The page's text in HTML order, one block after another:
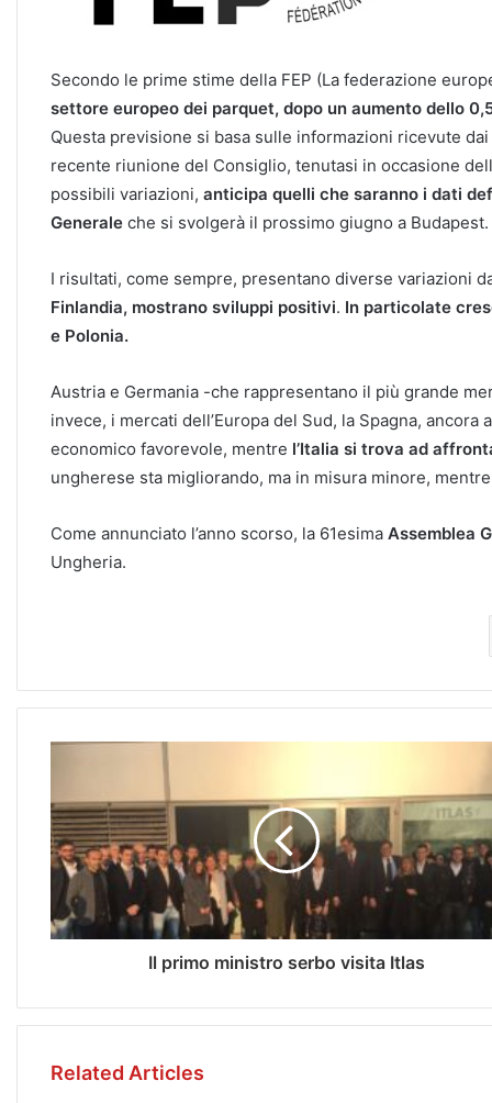
Secondo le prime stime della FEP (La federazione
settore europeo dei parquet, dopo un aumento dello
Questa previsione si basa sulle informazioni ricevute
recente riunione del Consiglio, tenutasi in occasione
possibili variazioni, anticipa quelli che saranno i dati
Generale che si svolgerà il prossimo giugno a Budapest.
I risultati, come sempre, presentano diverse variazioni
Finlandia, mostrano sviluppi positivi. In particolate
e Polonia.
Austria e Germania -che rappresentano il più grande
invece, i mercati dell’Europa del Sud, la Spagna,
economico favorevole, mentre l’Italia si trova ad
ungherese sta migliorando, ma in misura minore,
Come annunciato l’anno scorso, la 61esima Assemblea
Ungheria.
Il primo ministro serbo visita Itlas
Related Articles